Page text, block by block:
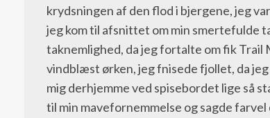
krydsningen af den flod i bjergene, jeg
jeg kom til afsnittet om min smertefulde
taknemlighed, da jeg fortalte om fik Trail
vindblæst ørken, jeg fnisede fjollet, da
mig derhjemme ved spisebordet lige så
til min mavefornemmelse og sagde farvel